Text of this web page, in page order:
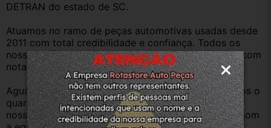
DETRAN do estado de SC.
Atuamos no ramo de peças automotivas usadas desde
2011 com total credibilidade e confiança. Todos os
nossos veículos são baixados no Detran. Produtos com
nota fiscal e procedência.
Aguardamos sua pergunta ou compra e atenderemos o
quanto antes. Aceitamos retirada dos produtos em
nossa loja física também, basta entrar em contato com